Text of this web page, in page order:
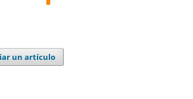
un artículo